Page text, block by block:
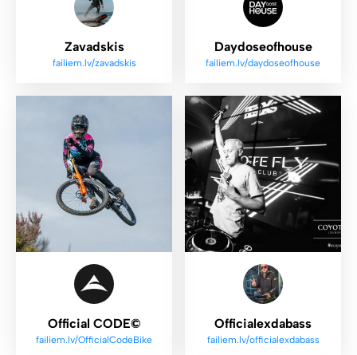
Zavadskis
failiem.lv/zavadskis
Daydoseofhouse
failiem.lv/daydoseofhouse
Official CODE©
failiem.lv/OfficialCodeBike
Officialexdabass
failiem.lv/officialexdabass